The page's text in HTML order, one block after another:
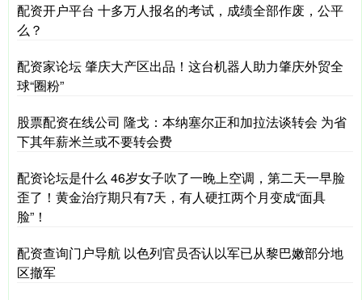
配资开户平台 十多万人报名的考试，成绩全部作废，公平
么？
配资家论坛 肇庆大产区出品！这台机器人助力肇庆外贸全
球“圈粉”
股票配资在线公司 隆戈：本纳塞尔正和加拉法谈转会 为省
下其年薪米兰或不要转会费
配资论坛是什么 46岁女子吹了一晚上空调，第二天一早脸
歪了！黄金治疗期只有7天，有人硬扛两个月变成“面具
脸”！
配资查询门户导航 以色列官员否认以军已从黎巴嫩部分地
区撤军